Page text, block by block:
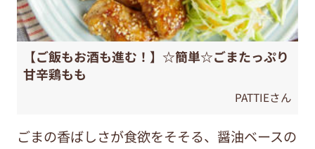
【ご飯もお酒も進む！】☆簡単☆ごまたっぷり
甘辛鶏もも
PATTIEさん
ごまの香ばしさが食欲をそそる、醤油ベースの